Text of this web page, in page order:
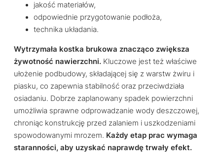
jakość materiałów,
odpowiednie przygotowanie podłoża,
technika układania.
Wytrzymała kostka brukowa znacząco zwiększa
żywotność nawierzchni. Kluczowe jest też właściwe
ułożenie podbudowy, składającej się z warstw żwiru i
piasku, co zapewnia stabilność oraz przeciwdziała
osiadaniu. Dobrze zaplanowany spadek powierzchni
umożliwia sprawne odprowadzanie wody deszczowej,
chroniąc konstrukcję przed zalaniem i uszkodzeniami
spowodowanymi mrozem. Każdy etap prac wymaga
staranności, aby uzyskać naprawdę trwały efekt.